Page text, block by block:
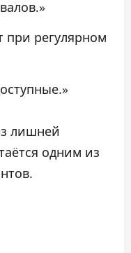
при регулярном
лишней
одним из